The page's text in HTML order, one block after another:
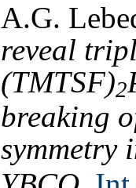
A.G.
reveal
(TMTSF)2
breaking
symmetry